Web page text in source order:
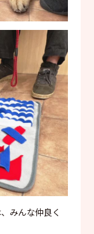
みんな仲良く